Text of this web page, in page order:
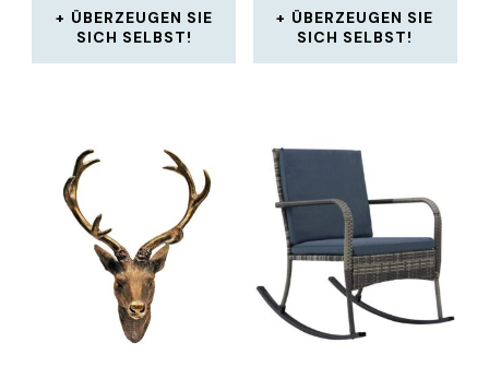
ÜBERZEUGEN SIE
SICH SELBST!
ÜBERZEUGEN SIE
SICH SELBST!